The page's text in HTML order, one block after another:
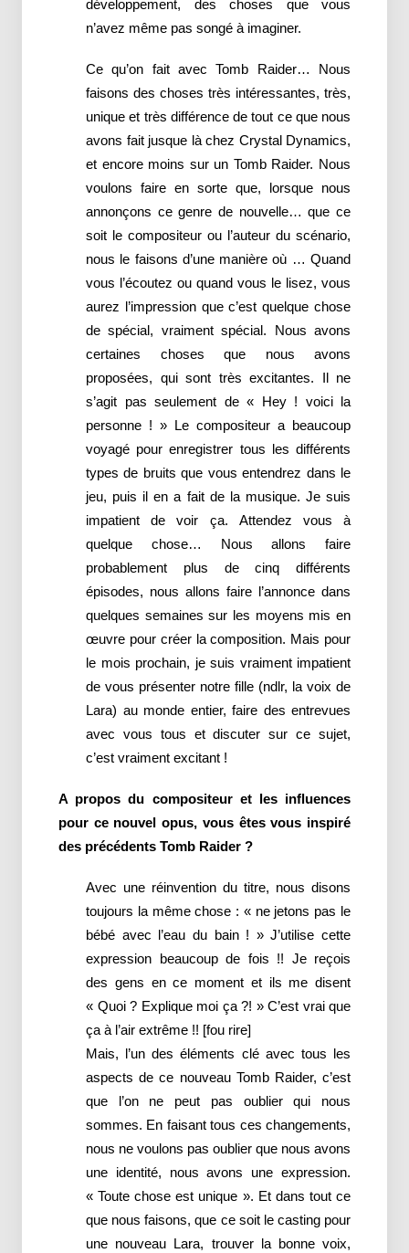
développement, des choses que vous
n’avez même pas songé à imaginer.
Ce qu’on fait avec Tomb Raider… Nous
faisons des choses très intéressantes, très,
unique et très différence de tout ce que nous
avons fait jusque là chez Crystal Dynamics,
et encore moins sur un Tomb Raider. Nous
voulons faire en sorte que, lorsque nous
annonçons ce genre de nouvelle… que ce
soit le compositeur ou l’auteur du scénario,
nous le faisons d’une manière où … Quand
vous l’écoutez ou quand vous le lisez, vous
aurez l’impression que c’est quelque chose
de spécial, vraiment spécial. Nous avons
certaines choses que nous avons
proposées, qui sont très excitantes. Il ne
s’agit pas seulement de « Hey ! voici la
personne ! » Le compositeur a beaucoup
voyagé pour enregistrer tous les différents
types de bruits que vous entendrez dans le
jeu, puis il en a fait de la musique. Je suis
impatient de voir ça. Attendez vous à
quelque chose… Nous
allons faire
probablement
plus de cinq
différents
épisodes, nous allons faire l’annonce dans
quelques semaines sur les moyens mis en
œuvre pour créer la composition. Mais pour
le mois prochain, je suis vraiment impatient
de vous présenter notre fille (ndlr, la voix de
Lara) au monde entier, faire des entrevues
avec vous tous et discuter sur ce sujet,
c’est vraiment excitant !
A propos du compositeur et les influences
pour ce nouvel opus, vous êtes vous inspiré
des précédents Tomb Raider ?
Avec une réinvention du titre, nous disons
toujours la même chose : « ne jetons pas le
bébé avec l’eau du bain ! » J’utilise cette
expression beaucoup de fois !! Je reçois
des gens en ce moment et ils me disent
« Quoi ? Explique moi ça ?! » C’est vrai que
ça à l’air extrême !! [fou rire]
Mais, l’un des éléments clé avec tous les
aspects de ce nouveau Tomb Raider, c’est
que l’on ne peut pas oublier qui nous
sommes. En faisant tous ces changements,
nous ne voulons pas oublier que nous avons
une identité, nous avons une expression.
« Toutechose est unique ». Et dans tout ce
que nous faisons, que ce soit le casting pour
une nouveau Lara, trouver la bonne voix,